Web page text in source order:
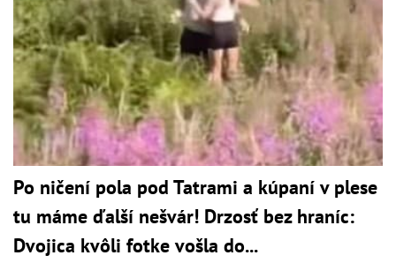
Po ničení pola pod Tatrami a kúpaní v plese
tu máme ďalší nešvár! Drzosť bez hraníc:
Dvojica kvôli fotke vošla do...